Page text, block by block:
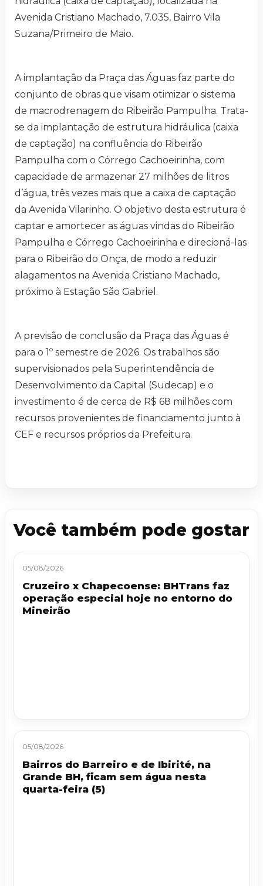
Avenida Cristiano Machado, 7.035, Bairro Vila
Suzana/Primeiro de Maio.
A implantação da Praça das Águas faz parte do
conjunto de obras que visam otimizar o sistema
de macrodrenagem do Ribeirão Pampulha. Trata-
se da implantação de estrutura hidráulica (caixa
de captação) na confluência do Ribeirão
Pampulha com o Córrego Cachoeirinha, com
capacidade de armazenar 27 milhões de litros
d’água, três vezes mais que a caixa de captação
da Avenida Vilarinho. O objetivo desta estrutura é
captar e amortecer as águas vindas do Ribeirão
Pampulha e Córrego Cachoeirinha e direcioná-las
para o Ribeirão do Onça, de modo a reduzir
alagamentos na Avenida Cristiano Machado,
próximo à Estação São Gabriel.
A previsão de conclusão da Praça das Águas é
para o 1º semestre de 2026. Os trabalhos são
supervisionados pela Superintendência de
Desenvolvimento da Capital (Sudecap) e o
investimento é de cerca de R$ 68 milhões com
recursos provenientes de financiamento junto à
CEF e recursos próprios da Prefeitura.
Você também pode gostar
05/08/2026
Cruzeiro x Chapecoense: BHTrans faz
operação especial hoje no entorno do
Mineirão
05/08/2026
Bairros do Barreiro e de Ibirité, na
Grande BH, ficam sem água nesta
quarta-feira (5)